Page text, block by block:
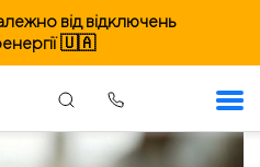
від відключень
🇺🇦